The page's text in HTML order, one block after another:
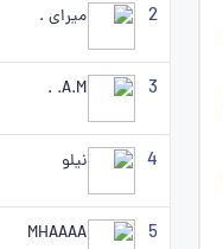
2 میرای .
3
A.M. .
4 نیلو
5
MHAAAA